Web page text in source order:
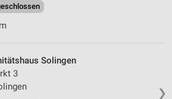
❯
Solingen
3
Daten zur Auswahl von